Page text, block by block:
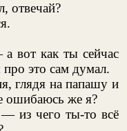
отвечай?
как ты сейчас
про это сам думал.
глядя на папашу и
ошибаюсь же я?
из чего ты-то всё